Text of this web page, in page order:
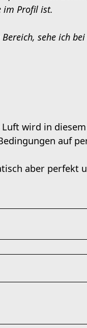
im Profil ist.
sehe ich
wird in
auf
aber perfekt